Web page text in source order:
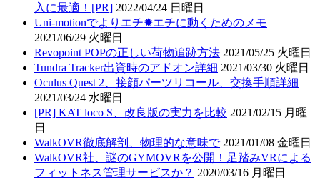
入に最適！[PR] 2022/04/24 日曜日
Uni-motionでよりエチ✹エチに動くためのメモ
2021/06/29 火曜日
Revopoint POPの正しい荷物追跡方法 2021/05/25 火曜日
Tundra Tracker出資時のアドオン詳細 2021/03/30 火曜日
Oculus Quest 2、接顔パーツリコール、交換手順詳細
2021/03/24 水曜日
[PR] KAT loco S、改良版の実力を比較 2021/02/15 月曜
日
WalkOVR徹底解剖、物理的な意味で 2021/01/08 金曜日
WalkOVR社、謎のGYMOVRを公開！足踏みVRによる
フィットネス管理サービスか？ 2020/03/16 月曜日